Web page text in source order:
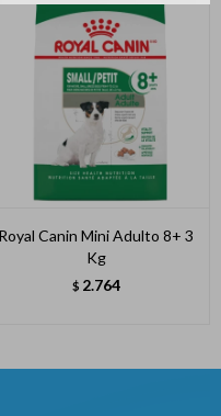
Royal Canin Mini Adulto 8+ 3
Kg
$ 2.764